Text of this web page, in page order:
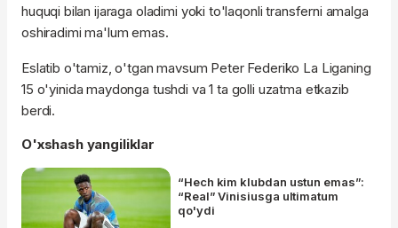
huquqi bilan ijaraga oladimi yoki to'laqonli transferni amalga
oshiradimi ma'lum emas.
Eslatib o'tamiz, o'tgan mavsum Peter Federiko La Liganing
15 o'yinida maydonga tushdi va 1 ta golli uzatma etkazib
berdi.
O'xshash yangiliklar
“Hech kim klubdan ustun emas”:
“Real” Vinisiusga ultimatum
qo'ydi